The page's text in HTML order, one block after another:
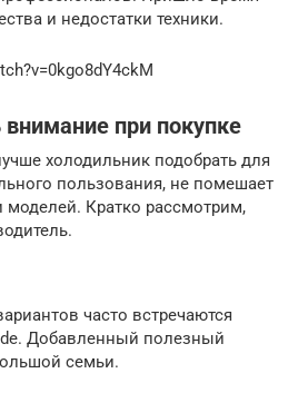
и недостатки техники.
при покупке
холодильник подобрать для
пользования, не помешает
моделей. Кратко рассмотрим,
часто встречаются
Добавленный полезный
семьи.